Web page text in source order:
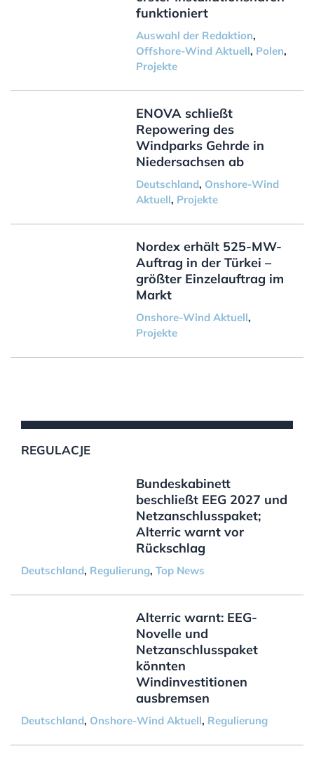
funktioniert
Auswahl der Redaktion,
Offshore-Wind Aktuell, Polen,
Projekte
ENOVA schließt
Repowering des
Windparks Gehrde in
Niedersachsen ab
Deutschland, Onshore-Wind
Aktuell, Projekte
Nordex erhält 525-MW-
Auftrag in der Türkei –
größter Einzelauftrag im
Markt
Onshore-Wind Aktuell,
Projekte
REGULACJE
Bundeskabinett
beschließt EEG 2027 und
Netzanschlusspaket;
Alterric warnt vor
Rückschlag
Deutschland, Regulierung, Top News
Alterric warnt: EEG-
Novelle und
Netzanschlusspaket
könnten
Windinvestitionen
ausbremsen
Deutschland, Onshore-Wind Aktuell, Regulierung